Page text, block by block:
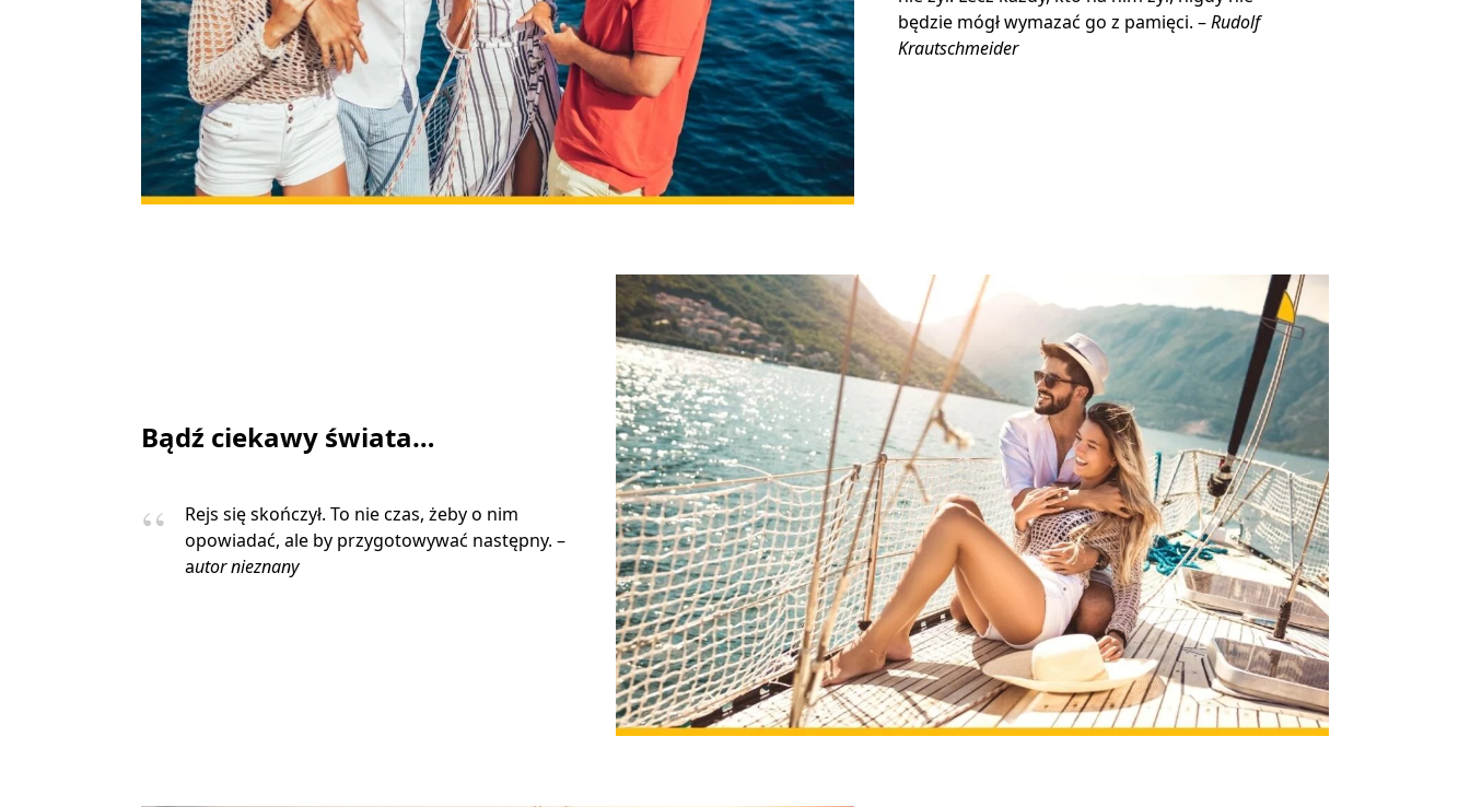
będzie mógł wymazać go z pamięci. –Rudolf
Krautschmeider
Bądź ciekawy świata…
Rejs się skończył. To nie czas, żeby o nim
opowiadać, ale by przygotowywać następny. –
autor nieznany